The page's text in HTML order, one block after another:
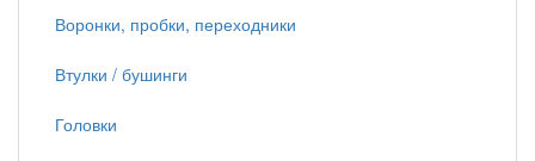
Воронки, пробки, переходники
Втулки / бушинги
Головки